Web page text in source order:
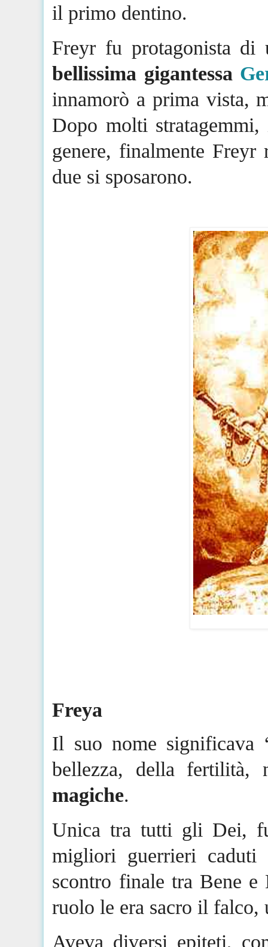
il primo dentino.
Freyr fu protagonista
bellissima gigantessa
innamorò a prima vista,
Dopo molti stratagemmi,
genere, finalmente Freyr
due si sposarono.
Freya
Il suo nome significava
bellezza, della fertilità,
magiche.
Unica tra tutti gli Dei,
migliori guerrieri caduti
scontro finale tra Bene
ruolole era sacro il falco,
Aveva diversi epiteti,